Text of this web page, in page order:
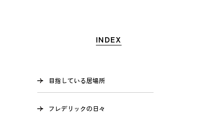
INDEX
目指している居場所
フレデリックの日々